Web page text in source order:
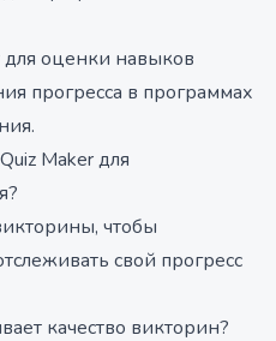
оценки навыков
прогресса в программах
Maker для
чтобы
свой прогресс
качество викторин?